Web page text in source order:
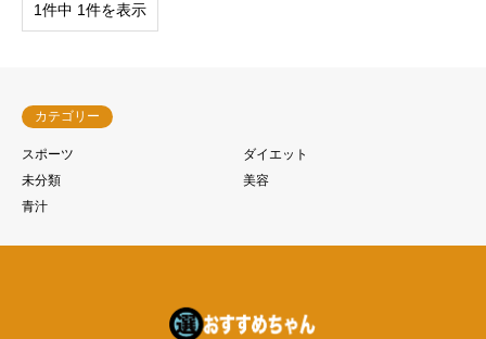
1件中 1件を表示
カテゴリー
スポーツ
ダイエット
未分類
美容
青汁